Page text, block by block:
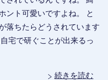
ント可愛いですよね。 と
落ちたらどうされています
宅で研ぐことが出来るっ
続きを読む